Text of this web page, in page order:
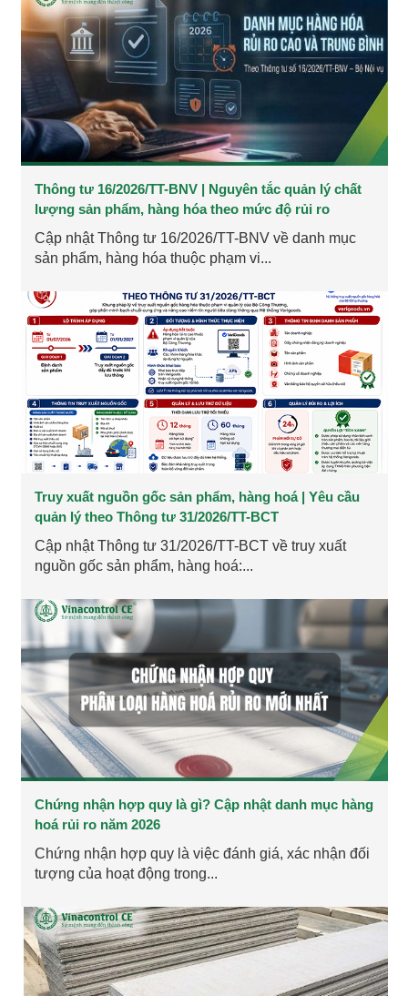
Thông tư 16/2026/TT-BNV | Nguyên tắc quản lý chất
lượng sản phẩm, hàng hóa theo mức độ rủi ro
Cập nhật Thông tư 16/2026/TT-BNV về danh mục
sản phẩm, hàng hóa thuộc phạm vi...
Truy xuất nguồn gốc sản phẩm, hàng hoá | Yêu cầu
quản lý theo Thông tư 31/2026/TT-BCT
Cập nhật Thông tư 31/2026/TT-BCT về truy xuất
nguồn gốc sản phẩm, hàng hoá:...
Chứng nhận hợp quy là gì? Cập nhật danh mục hàng
hoá rủi ro năm 2026
Chứng nhận hợp quy là việc đánh giá, xác nhận đối
tượng của hoạt động trong...